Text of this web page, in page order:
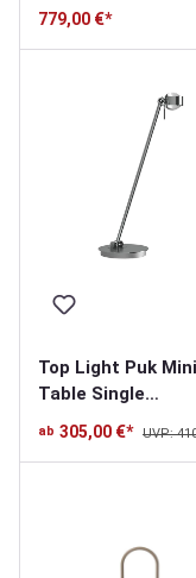
779,00 €*
Top Light Puk Mini
Table Single
Tischleuchte
ab 305,00 €* UVP: